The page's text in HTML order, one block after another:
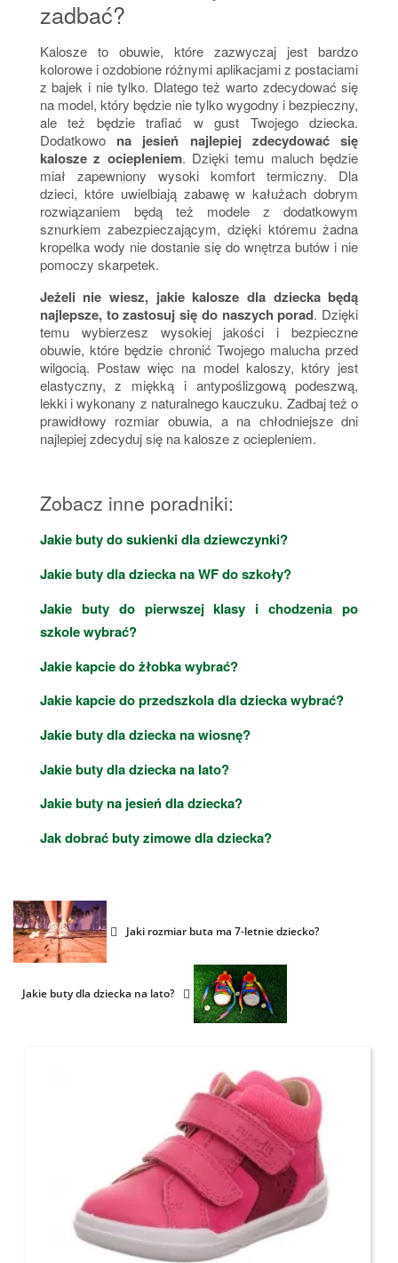
zadbać?
Kalosze to obuwie, które zazwyczaj jest bardzo
kolorowe i ozdobione różnymi aplikacjami z postaciami
z bajek i nie tylko. Dlatego też warto zdecydować się
na model, który będzie nie tylko wygodny i bezpieczny,
ale też będzie trafiać w gust Twojego dziecka.
Dodatkowo na jesień najlepiej zdecydować się
kalosze z ociepleniem. Dzięki temu maluch będzie
miał zapewniony wysoki komfort termiczny. Dla
dzieci, które uwielbiają zabawę w kałużach dobrym
rozwiązaniem będą też modele z dodatkowym
sznurkiem zabezpieczającym, dzięki któremu żadna
kropelka wody nie dostanie się do wnętrza butów i nie
pomoczy skarpetek.
Jeżeli nie wiesz, jakie kalosze dla dziecka będą
najlepsze, to zastosuj się do naszych porad. Dzięki
temu wybierzesz wysokiej jakości i bezpieczne
obuwie, które będzie chronić Twojego malucha przed
wilgocią. Postaw więc na model kaloszy, który jest
elastyczny, z miękką i antypoślizgową podeszwą,
lekki i wykonany z naturalnego kauczuku. Zadbaj też o
prawidłowy rozmiar obuwia, a na chłodniejsze dni
najlepiej zdecyduj się na kalosze z ociepleniem.
Zobacz inne poradniki:
Jakie buty do sukienki dla dziewczynki?
Jakie buty dla dziecka na WF do szkoły?
Jakie buty do pierwszej klasy i chodzenia po
szkole wybrać?
Jakie kapcie do żłobka wybrać?
Jakie kapcie do przedszkola dla dziecka wybrać?
Jakie buty dla dziecka na wiosnę?
Jakie buty dla dziecka na lato?
Jakie buty na jesień dla dziecka?
Jak dobrać buty zimowe dla dziecka?
Jaki rozmiar buta ma 7-letnie dziecko?
Jakie buty dla dziecka na lato?